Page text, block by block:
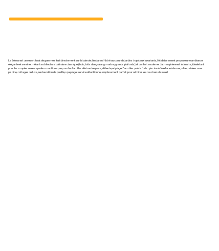
Le Belma est un resort haut de gamme situé directement sur la baie de Jimbaran. Niché au cœur de jardins tropicaux luxuriants, l’établissement propose une ambiance
élégante et sereine, mêlant architecture balinaise classique (bois, toits alang-alang, marbre, grands plafonds) et confort moderne. L’atmosphère est intimiste, idéale tant
pour les couples en escapade romantique que pour les familles désirant espace, détente, et plage. Parmi les points forts : piscine infinie face à la mer, villas privées avec
piscine, cottages de luxe, restauration de qualité, spa plage, service attentionné, emplacement parfait pour admirer les couchers de soleil.